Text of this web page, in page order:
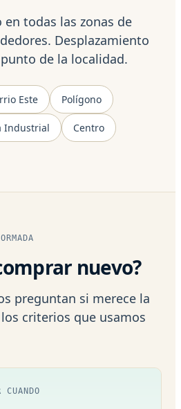
todas las zonas de
Desplazamiento
de la localidad.
Este Polígono
Industrial Centro
nuevo?
preguntan si merece la
criterios que usamos
CUANDO